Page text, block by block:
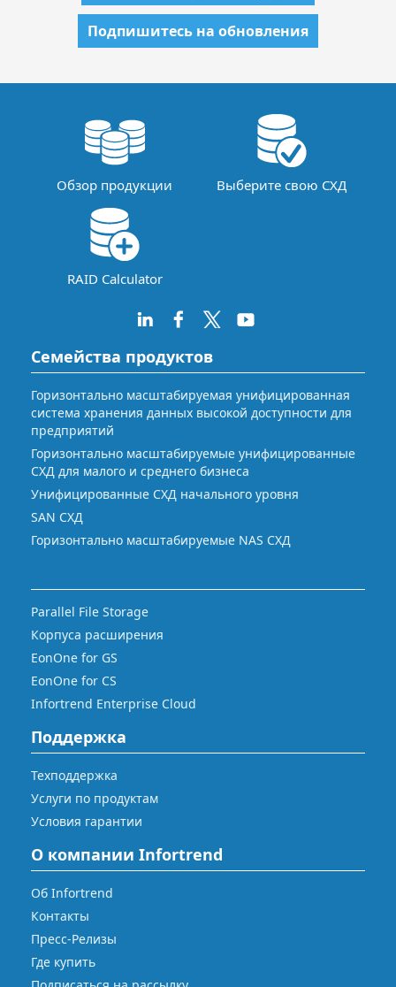
Подпишитесь на обновления
Обзор продукции Выберите свою СХД
RAID Calculator
Семейства продуктов
Горизонтально масштабируемая унифицированная
система хранения данных высокой доступности для
предприятий
Горизонтально масштабируемые унифицированные
СХД для малого и среднего бизнеса
Унифицированные СХД начального уровня
SAN СХД
Горизонтально масштабируемые NAS СХД
Parallel File Storage
Корпуса расширения
EonOne for GS
EonOne for CS
Infortrend Enterprise Cloud
Поддержка
Техподдержка
Услуги по продуктам
Условия гарантии
О компании Infortrend
Об Infortrend
Контакты
Пресс-Релизы
Где купить